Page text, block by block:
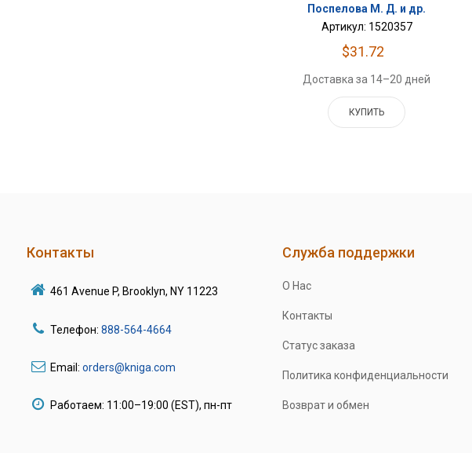
Поспелова М. Д. и др.
Артикул: 1520357
$31.72
Доставка за 14–20 дней
КУПИТЬ
Контакты
461 Avenue P, Brooklyn, NY 11223
Телефон: 888-564-4664
Email: orders@kniga.com
Работаем: 11:00–19:00 (EST), пн-пт
Служба поддержки
О Нас
Контакты
Статус заказа
Политика конфиденциальности
Возврат и обмен